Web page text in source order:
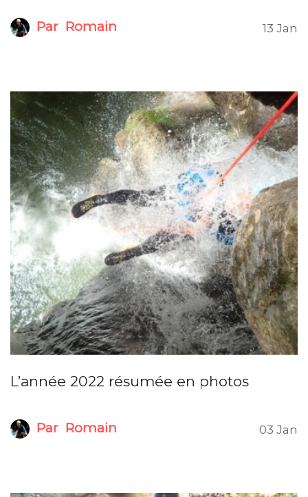
Par Romain 13 Jan
L’année 2022 résumée en photos
Par Romain 03 Jan